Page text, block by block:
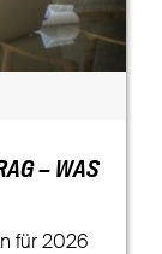
– WAS
für 2026